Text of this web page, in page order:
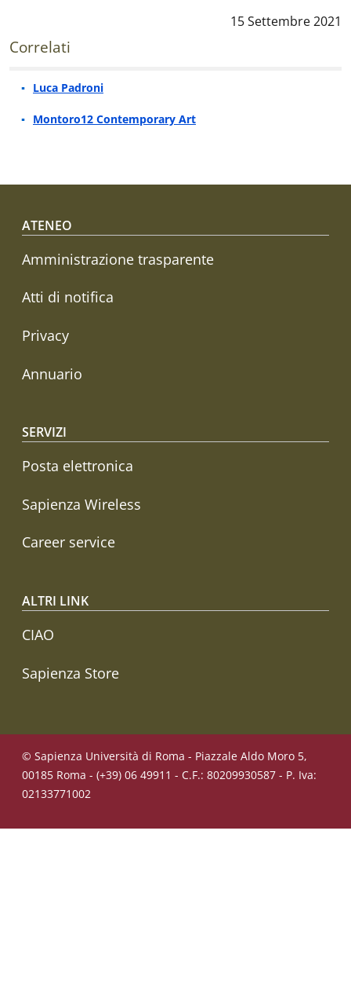
Data notizia:
15 Settembre 2021
Correlati
Luca Padroni
Montoro12 Contemporary Art
Footer menu
ATENEO
Amministrazione trasparente
Atti di notifica
Privacy
Annuario
SERVIZI
Posta elettronica
Sapienza Wireless
Career service
ALTRI LINK
CIAO
Sapienza Store
© Sapienza Università di Roma - Piazzale Aldo Moro 5,
00185 Roma - (+39) 06 49911 - C.F.: 80209930587 - P. Iva:
02133771002